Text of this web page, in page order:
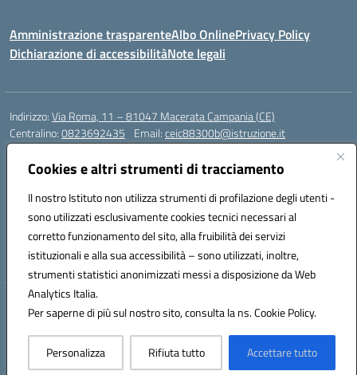
Cookies e altri strumenti di tracciamento
Il nostro Istituto non utilizza strumenti di profilazione degli utenti -
sono utilizzati esclusivamente cookies tecnici necessari al
corretto funzionamento del sito, alla fruibilità dei servizi
istituzionali e alla sua accessibilità – sono utilizzati, inoltre,
strumenti statistici anonimizzati messi a disposizione da Web
Analytics Italia.
Per saperne di più sul nostro sito, consulta la ns. Cookie Policy.
Personalizza Rifiuta tutto Accettare tutto
Amministrazione trasparenteAlbo OnlinePrivacy Policy
Dichiarazione di accessibilitàNote legali
Indirizzo:Via Roma, 11 – 81047 Macerata Campania (CE)
Centralino:0823692435 Email:ceic88300b@istruzione.it
Posta elettronica certificata (PEC):
Codice fiscale: 94017830616
Codice meccanografico:CEIC88300B
DPO Esempio Antonio
e-mail: esempioantonio.dpo@gmail.com
Pec: esempioantonio@pec.it
Hosting & Powered by 3D Solution S.r.l.
Concept & Design by Designers Italia